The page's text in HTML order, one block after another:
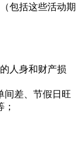
包括这些活动期
人身和财产损
间差、节假日旺